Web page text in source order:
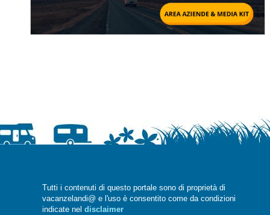
Tutti i contenuti di questo portale sono di proprietà di
vacanzelandi@ e l'uso è consentito come da condizioni
indicate nel disclaimer